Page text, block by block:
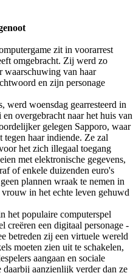
zit in voorarrest
omgebracht. Zij werd zo
waarschuwing van haar
en zijn personage
werd woensdag gearresteerd in
overgebracht naar het huis van
gelegen Sapporo, waar
tegen haar indiende. Ze zal
het zich illegaal toegang
met elektronische gegevens,
of enkele duizenden euro's
plannen wraak te nemen in
in het echte leven gehuwd
het populaire computerspel
creëren een digitaal personage -
betreden zij een virtuele wereld
moeten zien uit te schakelen,
aangaan en sociale
aanzienlijk verder dan ze